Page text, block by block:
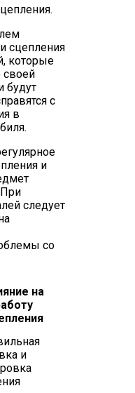
сцепления
которые
своей
будут
с
в
и
следует
со
на
и